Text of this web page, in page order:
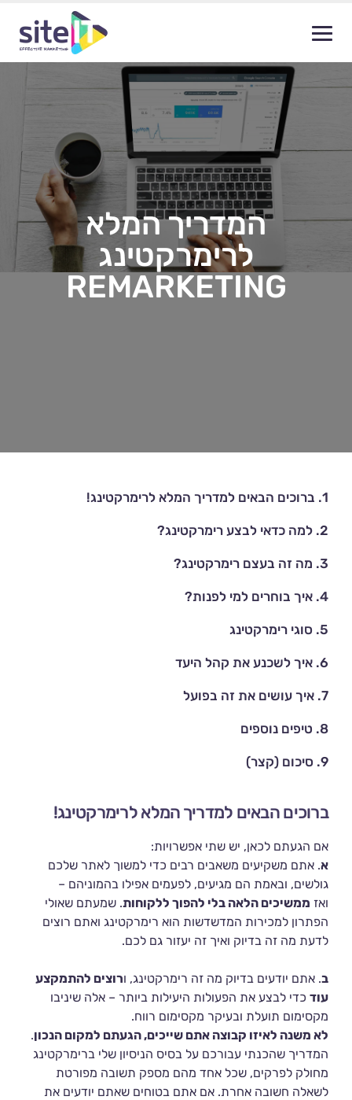
המדריך המלא
לרימרקטינג
REMARKETING
1. ברוכים הבאים למדריך המלא לרימרקטינג!
2. למה כדאי לבצע רימרקטינג?
3. מה זה בעצם רימרקטינג?
4. איך בוחרים למי לפנות?
5. סוגי רימרקטינג
6. איך לשכנע את קהל היעד
7. איך עושים את זה בפועל
8. טיפים נוספים
9. סיכום (קצר)
ברוכים הבאים למדריך המלא לרימרקטינג!
אם הגעתם לכאן, יש שתי אפשרויות:
א. אתם משקיעים משאבים רבים כדי למשוך לאתר שלכם
גולשים, ובאמת הם מגיעים, לפעמים אפילו בהמוניהם –
ואז ממשיכים הלאה בלי להפוך ללקוחות. שמעתם שאולי
הפתרון למכירות המדשדשות הוא רימרקטינג ואתם רוצים
לדעת מה זה בדיוק ואיך זה יעזור גם לכם.
ב. אתם יודעים בדיוק מה זה רימרקטינג, ורוצים להתמקצע
עוד כדי לבצע את הפעולות היעילות ביותר – אלה שיניבו
מקסימום תועלת ובעיקר מקסימום רווח.
לא משנה לאיזו קבוצה אתם שייכים, הגעתם למקום הנכון.
המדריך שהכנתי עבורכם על בסיס הניסיון שלי ברימרקטינג
מחולק לפרקים, שכל אחד מהם מספק תשובה מפורטת
לשאלה חשובה אחרת. אם אתם בטוחים שאתם יודעים את